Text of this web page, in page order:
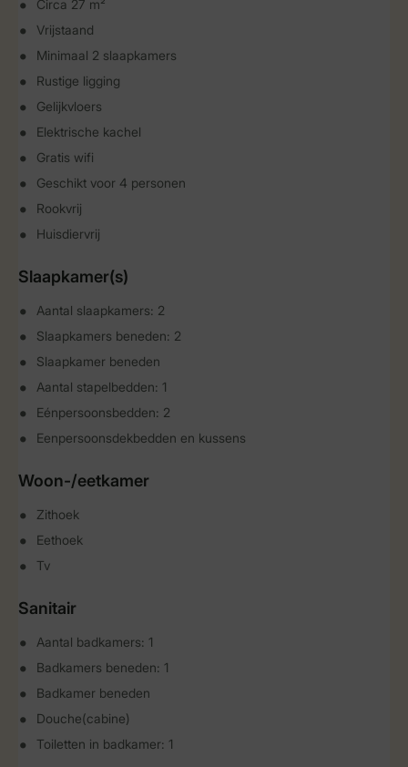
Circa 27 m²
Vrijstaand
Minimaal 2 slaapkamers
Rustige ligging
Gelijkvloers
Elektrische kachel
Gratis wifi
Geschikt voor 4 personen
Rookvrij
Huisdiervrij
Slaapkamer(s)
Aantal slaapkamers: 2
Slaapkamers beneden: 2
Slaapkamer beneden
Aantal stapelbedden: 1
Eénpersoonsbedden: 2
Eenpersoonsdekbedden en kussens
Woon-/eetkamer
Zithoek
Eethoek
Tv
Sanitair
Aantal badkamers: 1
Badkamers beneden: 1
Badkamer beneden
Douche(cabine)
Toiletten in badkamer: 1